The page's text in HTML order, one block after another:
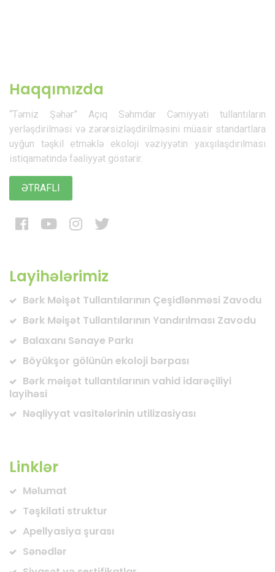
Haqqımızda
“Təmiz Şəhər” Açıq Səhmdar Cəmiyyəti tullantıların
yerləşdirilməsi və zərərsizləşdirilməsini müasir standartlara
uyğun təşkil etməklə ekoloji vəziyyətin yaxşılaşdırılması
istiqamətində fəaliyyət göstərir.
ƏTRAFLI
Layihələrimiz
Bərk Məişət Tullantılarının Çeşidlənməsi Zavodu
Bərk Məişət Tullantılarının Yandırılması Zavodu
Balaxanı Sənaye Parkı
Böyükşor gölünün ekoloji bərpası
Bərk məişət tullantılarının vahid idarəçiliyi
layihəsi
Nəqliyyat vasitələrinin utilizasiyası
Linklər
Məlumat
Təşkilati struktur
Apellyasiya şurası
Sənədlər